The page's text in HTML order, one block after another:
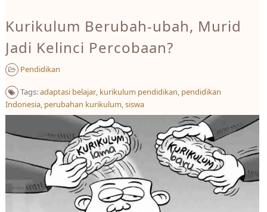
Judi bola
Sbobet
Mahjong Ways 2
Server Kamboja
Server Thailand
bonus new member
Kurikulum Berubah-ubah, Murid
Jadi Kelinci Percobaan?
Pendidikan
Tags:adaptasi belajar, kurikulum pendidikan, pendidikan
Indonesia, perubahan kurikulum,siswa